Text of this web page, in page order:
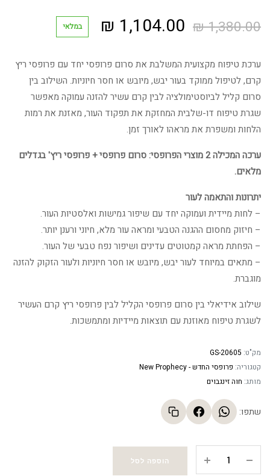
1,380.00
₪ המחיר
המקורי
היה:
1,380.00 ₪.
1,104.00
₪ המחיר
הנוכחי
הוא:
1,104.00 ₪.
במלאי
ערכת טיפוח מקצועית המשלבת את סרום פרופסי יחד עם פרופסי ריץ
קרם, לטיפול ממוקד בעור יבש, מיובש או חסר חיוניות. השילוב בין
סרום קליל לביוסטימולציה לבין קרם עשיר להזנה עמוקה מאפשר
שגרת טיפוח דו-שלבית המחזקת את תפקוד העור, מאזנת את רמות
הלחות ומשפרת את מראהו לאורך זמן.
ערכה המכילה 2 מוצרי הפרופסי: סרום פרופסי + פרופסי ריץ' בגדלים
מלאים.
יתרונות והתאמה לעור
– לחות מיידית ועמוקה יחד עם שיפור גמישות ואלסטיות העור.
– חיזוק מחסום ההגנה הטבעי ומראה עור מלא, חיוני ורענן יותר.
– הפחתת מראה קמטוטים עדינים ושיפור נפח טבעי של העור.
– מתאים במיוחד לעור יבש, מיובש או חסר חיוניות ולעור הזקוק להזנה
מוגברת.
שילוב אידיאלי בין סרום פרופסי הקליל לבין פרופסי ריץ קרם העשיר
לשגרת טיפוח מאוזנת עם תוצאות מיידיות ומתמשכות.
מק"ט: GS-20605
קטגוריה: פרופסי החדש - New Prophecy
מותג: חוה זינגבוים
שתפו:
פרופסי
הוספה לסל